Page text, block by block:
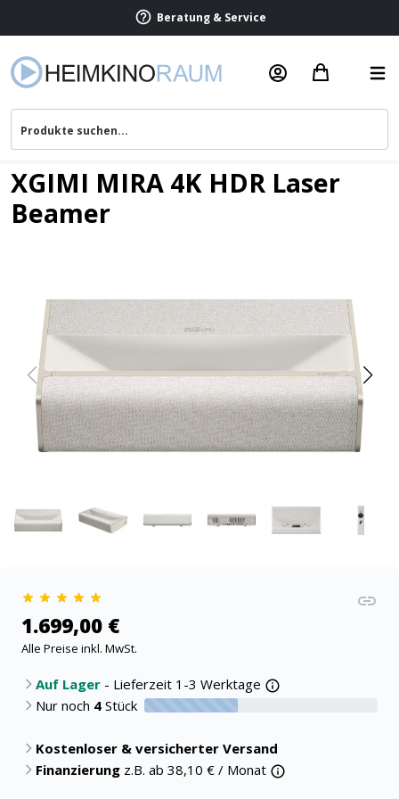
Beratung & Service
XGIMI MIRA 4K HDR Laser
Beamer
1.699,00 €
Alle Preise inkl. MwSt.
Auf Lager - Lieferzeit 1-3 Werktage
Nur noch 4 Stück 40% verfügbar
Kostenloser & versicherter Versand
Finanzierung z.B. ab 38,10 € / Monat